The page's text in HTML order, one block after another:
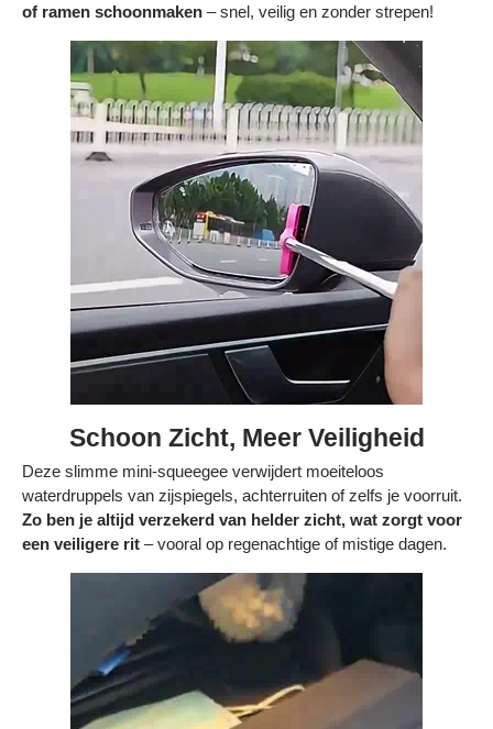
Bestelling volgen
Vacatures bij Middo
Veelgestelde vragen
Servicevoorwaarden
Betaalmogelijkheden
Bestelling herroepen
Ruilen en retourneren
Bestellingen & levering
Wij steunen KWF, doe je mee?
of ramen schoonmaken – snel, veilig en zonder strepen!
Schoon Zicht, Meer Veiligheid
Deze slimme mini-squeegee verwijdert moeiteloos
waterdruppels van zijspiegels, achterruiten of zelfs je voorruit.
Zo ben je altijd verzekerd van helder zicht, wat zorgt voor
een veiligere rit – vooral op regenachtige of mistige dagen.